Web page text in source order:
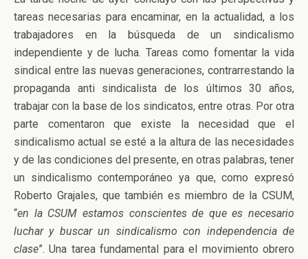
tareas necesarias para encaminar, en la actualidad, a los
trabajadores en la búsqueda de un sindicalismo
independiente y de lucha. Tareas como fomentar la vida
sindical entre las nuevas generaciones, contrarrestando la
propaganda anti sindicalista de los últimos 30 años,
trabajar con la base de los sindicatos, entre otras. Por otra
parte comentaron que existe la necesidad que el
sindicalismo actual se esté a la altura de las necesidades
y de las condiciones del presente, en otras palabras, tener
un sindicalismo contemporáneo ya que, como expresó
Roberto Grajales, que también es miembro de la CSUM,
“en la CSUM estamos conscientes de que es necesario
luchar y buscar un sindicalismo con independencia de
clase”. Una tarea fundamental para el movimiento obrero